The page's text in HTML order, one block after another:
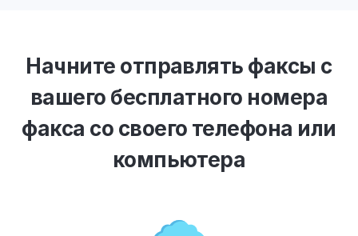
Начните отправлять факсы с
вашего бесплатного номера
факса со своего телефона или
компьютера